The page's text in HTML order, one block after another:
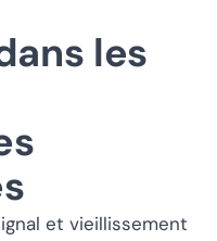
les
et vieillissement